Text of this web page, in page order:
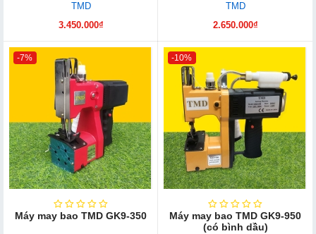
TMD
3.450.000₫
TMD
2.650.000₫
-7%
Máy may bao TMD GK9-350
-10%
Máy may bao TMD GK9-950
(có bình dầu)